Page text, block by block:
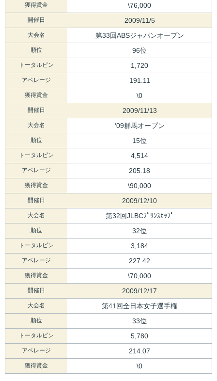
獲得賞金 \76,000
開催日 2009/11/5
大会名 第33回ABSジャパンオープン
順位 96位
トータルピン 1,720
アベレージ 191.11
獲得賞金 \0
開催日 2009/11/13
大会名 ‘09群馬オープン
順位 15位
トータルピン 4,514
アベレージ 205.18
獲得賞金 \90,000
開催日 2009/12/10
大会名 第32回JLBCﾌﾟﾘﾝｽｶｯﾌﾟ
順位 32位
トータルピン 3,184
アベレージ 227.42
獲得賞金 \70,000
開催日 2009/12/17
大会名 第41回全日本女子選手権
順位 33位
トータルピン 5,780
アベレージ 214.07
獲得賞金 \0